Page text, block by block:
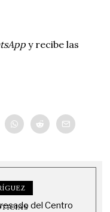
y recibe las
del Centro